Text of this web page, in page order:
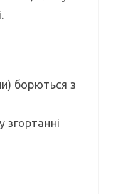
борються з
згортанні